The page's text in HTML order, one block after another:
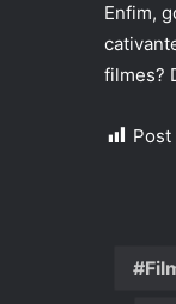
Enfim,
filmes?
Post